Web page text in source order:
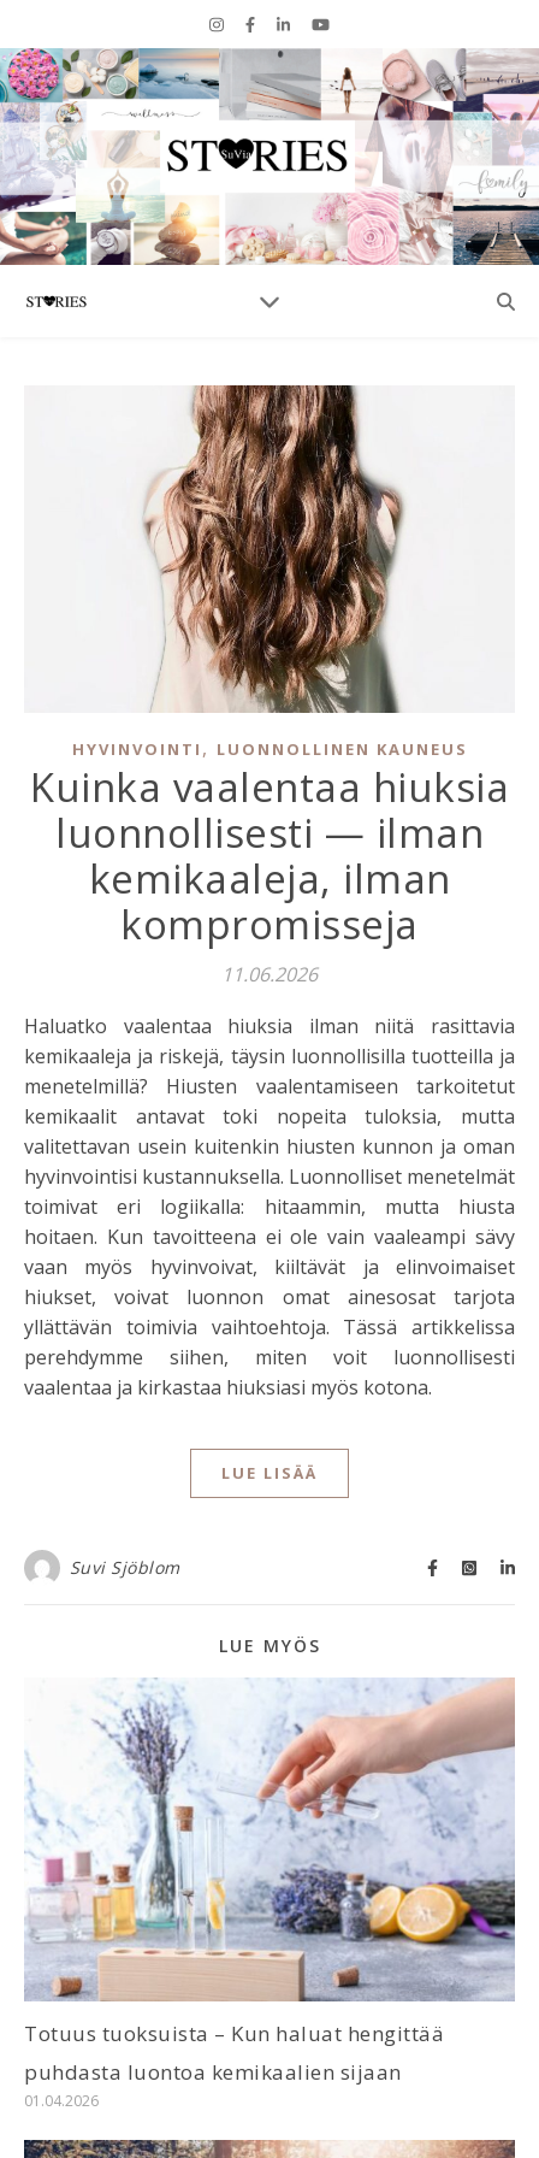
HYVINVOINTI , LUONNOLLINEN KAUNEUS
Kuinka vaalentaa hiuksia
luonnollisesti — ilman
kemikaaleja, ilman
kompromisseja
11.06.2026
Haluatko vaalentaa hiuksia ilman niitä rasittavia
kemikaaleja ja riskejä, täysin luonnollisilla tuotteilla ja
menetelmillä? Hiusten vaalentamiseen tarkoitetut
kemikaalit antavat toki nopeita tuloksia, mutta
valitettavan usein kuitenkin hiusten kunnon ja oman
hyvinvointisi kustannuksella. Luonnolliset menetelmät
toimivat eri logiikalla: hitaammin, mutta hiusta
hoitaen. Kun tavoitteena ei ole vain vaaleampi sävy
vaan myös hyvinvoivat, kiiltävät ja elinvoimaiset
hiukset, voivat luonnon omat ainesosat tarjota
yllättävän toimivia vaihtoehtoja. Tässä artikkelissa
perehdymme siihen, miten voit luonnollisesti
vaalentaa ja kirkastaa hiuksiasi myös kotona.
LUE LISÄÄ
Suvi Sjöblom
LUE MYÖS
Totuus tuoksuista – Kun haluat hengittää
puhdasta luontoa kemikaalien sijaan
01.04.2026